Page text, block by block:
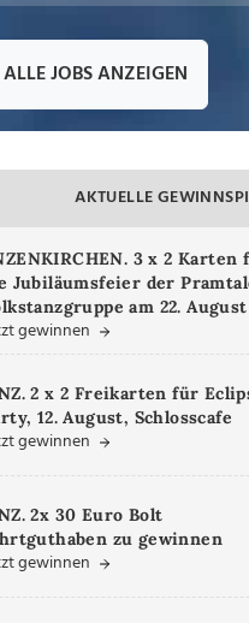
ALLE JOBS ANZEIGEN
AKTUELLE
3 x 2 Karten
Jubiläumsfeier der
am 22. August
gewinnen
2 x 2 Freikarten für
12. August, Schlosscafe
gewinnen
2x 30 Euro Bolt
zu gewinnen
gewinnen